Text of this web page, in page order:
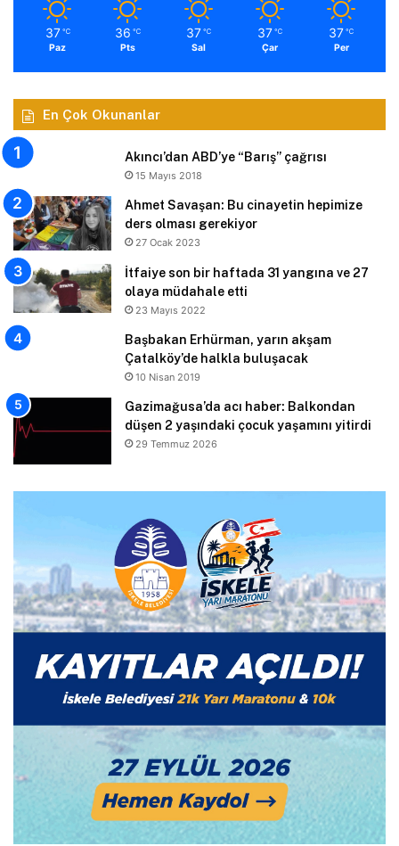
37 ℃
Paz
36 ℃
Pts
37 ℃
Sal
37 ℃
Çar
37 ℃
Per
En Çok Okunanlar
Akıncı’dan ABD’ye “Barış” çağrısı
15 Mayıs 2018
Ahmet Savaşan: Bu cinayetin hepimize
ders olması gerekiyor
27 Ocak 2023
İtfaiye son bir haftada 31 yangına ve 27
olaya müdahale etti
23 Mayıs 2022
Başbakan Erhürman, yarın akşam
Çatalköy’de halkla buluşacak
10 Nisan 2019
Gazimağusa’da acı haber: Balkondan
düşen 2 yaşındaki çocuk yaşamını yitirdi
29 Temmuz 2026